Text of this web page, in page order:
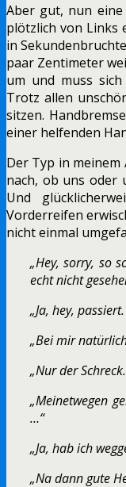
Aber gut, nun
plötzlich von Links
in
paar Zentimeter
um und muss
Trotz allen
sitzen.
einer helfenden
Der Typ in
nach, ob uns oder
Und
Vorderreifen
nicht einmal
„Hey, sorry, so
echt nicht
„Ja, hey,
„Bei mir
„Nur der
„Meinetwegen
…“
„Ja, hab ich
„Na dann gute